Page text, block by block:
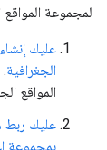
لمجموعة
عليك
الجغرافية
المواقع
عليك ربط
بمجموعة